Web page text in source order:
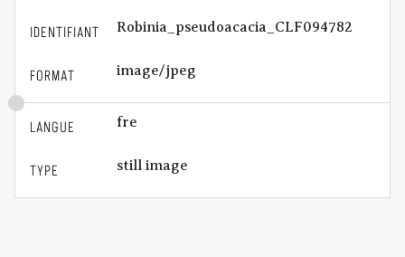
IDENTIFIANT Robinia_pseudoacacia_CLF094782
FORMAT image/jpeg
LANGUE fre
TYPE still image